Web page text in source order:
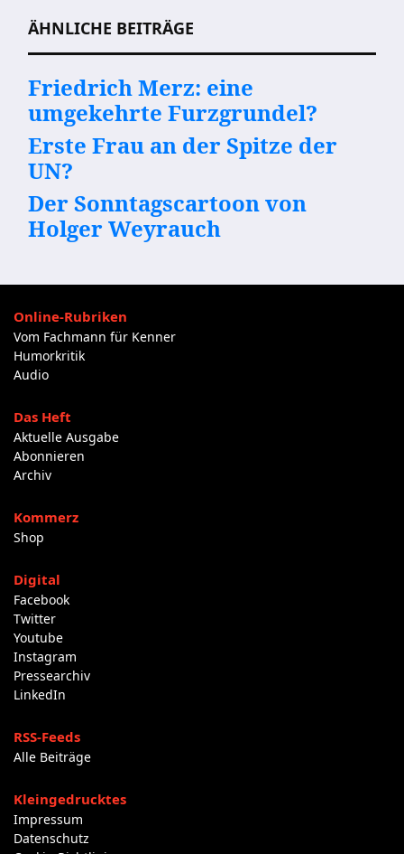
ÄHNLICHE BEITRÄGE
Friedrich Merz: eine
umgekehrte Furzgrundel?
Erste Frau an der Spitze der
UN?
Der Sonntagscartoon von
Holger Weyrauch
Online-Rubriken
Vom Fachmann für Kenner
Humorkritik
Audio
Das Heft
Aktuelle Ausgabe
Abonnieren
Archiv
Kommerz
Shop
Digital
Facebook
Twitter
Youtube
Instagram
Pressearchiv
LinkedIn
RSS-Feeds
Alle Beiträge
Kleingedrucktes
Impressum
Datenschutz